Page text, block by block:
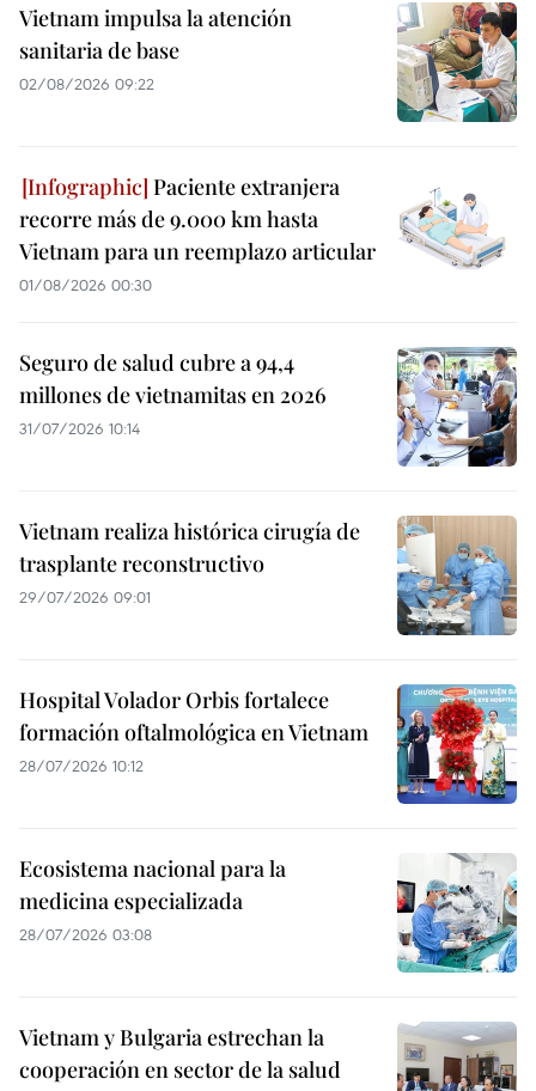
Vietnam impulsa la atención
sanitaria de base
02/08/2026 09:22
Paciente extranjera
recorre más de 9.000 km hasta
Vietnam para un reemplazo articular
01/08/2026 00:30
Seguro de salud cubre a 94,4
millones de vietnamitas en 2026
31/07/2026 10:14
Vietnam realiza histórica cirugía de
trasplante reconstructivo
29/07/2026 09:01
Hospital Volador Orbis fortalece
formación oftalmológica en Vietnam
28/07/2026 10:12
Ecosistema nacional para la
medicina especializada
28/07/2026 03:08
Vietnam y Bulgaria estrechan la
cooperación en sector de la salud